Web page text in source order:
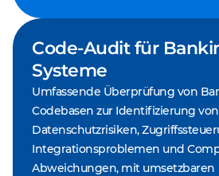
Code-Audit für
Systeme
Umfassende Überprüfung von
Codebasen zur Identifizierung von
Datenschutzrisiken,
Integrationsproblemen und
Abweichungen, mit umsetzbaren